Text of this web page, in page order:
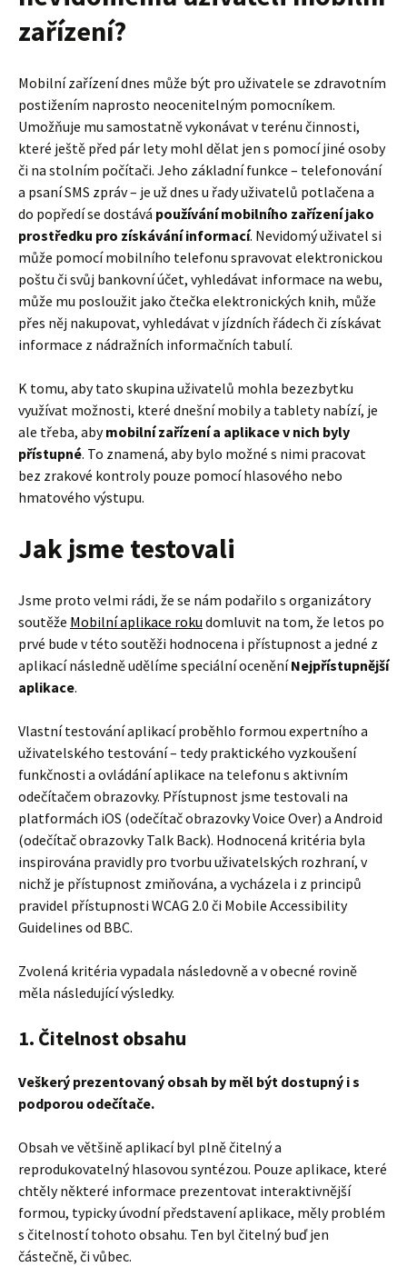
zařízení?
Mobilní zařízení dnes může být pro uživatele se zdravotním
postižením naprosto neocenitelným pomocníkem.
Umožňuje mu samostatně vykonávat v terénu činnosti,
které ještě před pár lety mohl dělat jen s pomocí jiné osoby
či na stolním počítači. Jeho základní funkce – telefonování
a psaní SMS zpráv – je už dnes u řady uživatelů potlačena a
do popředí se dostává používání mobilního zařízení jako
prostředku pro získávání informací. Nevidomý uživatel si
může pomocí mobilního telefonu spravovat elektronickou
poštu či svůj bankovní účet, vyhledávat informace na webu,
může mu posloužit jako čtečka elektronických knih, může
přes něj nakupovat, vyhledávat v jízdních řádech či získávat
informace z nádražních informačních tabulí.
K tomu, aby tato skupina uživatelů mohla bezezbytku
využívat možnosti, které dnešní mobily a tablety nabízí, je
ale třeba, abymobilní zařízení a aplikace v nich byly
přístupné. To znamená, aby bylo možné s nimi pracovat
bez zrakové kontroly pouze pomocí hlasového nebo
hmatového výstupu.
Jak jsme testovali
Jsme proto velmi rádi, že se nám podařilo s organizátory
soutěže Mobilní aplikace roku domluvit na tom, že letos po
prvé bude v této soutěži hodnocena i přístupnost a jedné z
aplikací následně udělíme speciální oceněníNejpřístupnější
aplikace.
Vlastní testování aplikací proběhlo formou expertního a
uživatelského testování – tedy praktického vyzkoušení
funkčnosti a ovládání aplikace na telefonu s aktivním
odečítačem obrazovky. Přístupnost jsme testovali na
platformách iOS (odečítač obrazovky Voice Over) a Android
(odečítač obrazovky Talk Back). Hodnocená kritéria byla
inspirována pravidly pro tvorbu uživatelských rozhraní, v
nichž je přístupnost zmiňována, a vycházela i z principů
pravidel přístupnosti WCAG 2.0 či Mobile Accessibility
Guidelines od BBC.
Zvolená kritéria vypadala následovně a v obecné rovině
měla následující výsledky.
1. Čitelnost obsahu
Veškerý prezentovaný obsah by měl být dostupný i s
podporou odečítače.
Obsah ve většině aplikací byl plně čitelný a
reprodukovatelný hlasovou syntézou. Pouze aplikace, které
chtěly některé informace prezentovat interaktivnější
formou, typicky úvodní představení aplikace, měly problém
s čitelností tohoto obsahu. Ten byl čitelný buď jen
částečně, či vůbec.